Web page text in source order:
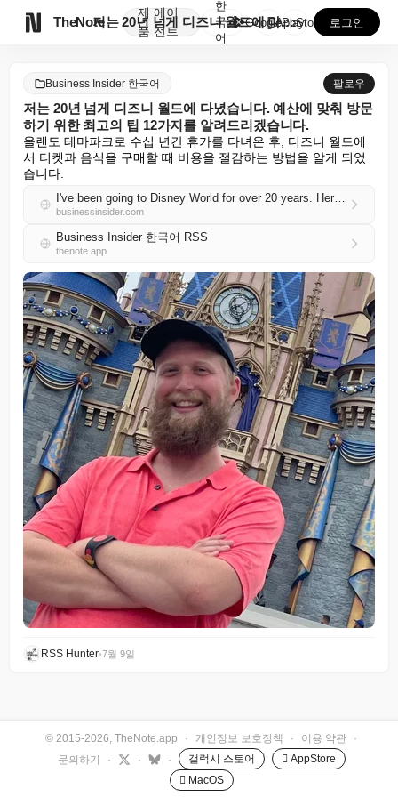
TheNote
제
품
에이
전트
저는 20년 넘게 디즈니 월드에 다녔습니다. 예산에 맞...
한
국
어
GooglePlay
AppStore 로그인
Business Insider 한국어 팔로우
저는 20년 넘게 디즈니 월드에 다녔습니다. 예산에 맞춰 방문
하기 위한 최고의 팁 12가지를 알려드리겠습니다.
올랜도 테마파크로 수십 년간 휴가를 다녀온 후, 디즈니 월드에
서 티켓과 음식을 구매할 때 비용을 절감하는 방법을 알게 되었
습니다.
I've been going to Disney World for over 20 years. Here are my 12 best tips for visiting on a budget.
businessinsider.com
Business Insider 한국어 RSS
thenote.app
RSS Hunter•7월 9일
© 2015-2026, TheNote.app · 개인정보 보호정책 · 이용 약관
·
문의하기
· · · 갤럭시 스토어
 AppStore
 MacOS